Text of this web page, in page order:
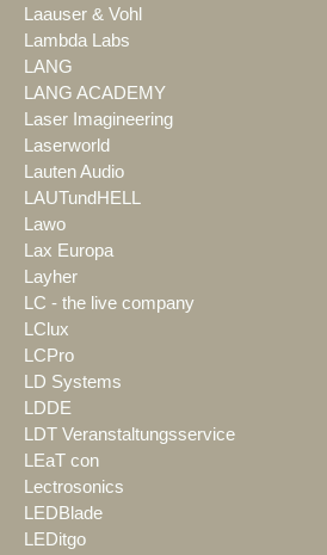
Laauser & Vohl
Lambda Labs
LANG
LANG ACADEMY
Laser Imagineering
Laserworld
Lauten Audio
LAUTundHELL
Lawo
Lax Europa
Layher
LC - the live company
LClux
LCPro
LD Systems
LDDE
LDT Veranstaltungsservice
LEaT con
Lectrosonics
LEDBlade
LEDitgo